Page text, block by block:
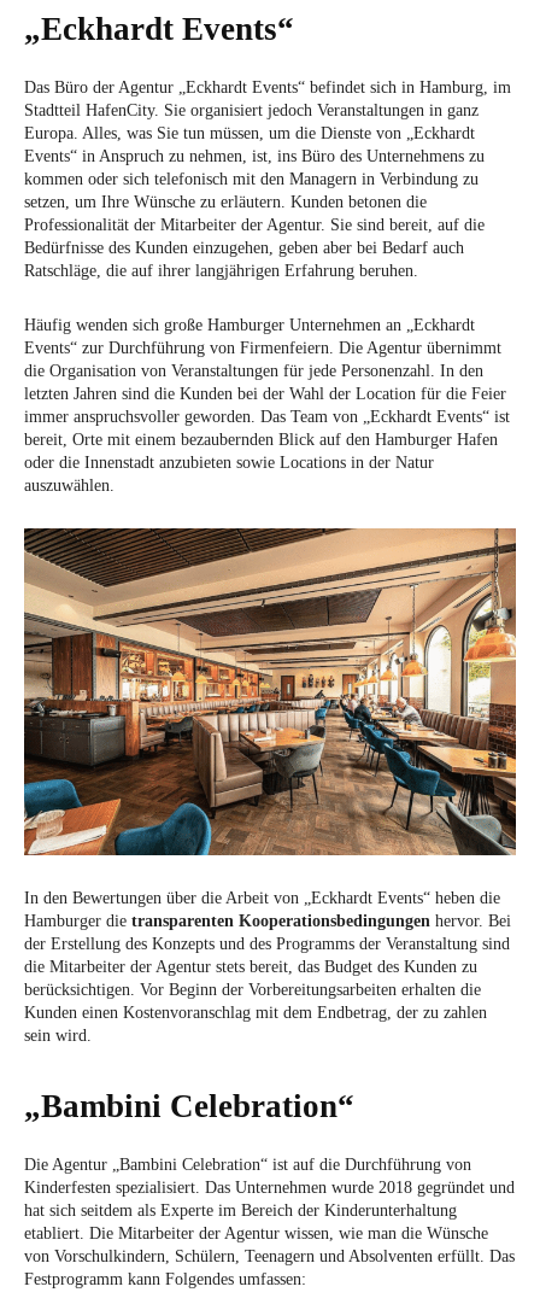
„Eckhardt Events“
Das Büro der Agentur „Eckhardt Events“ befindet sich in Hamburg, im
Stadtteil HafenCity. Sie organisiert jedoch Veranstaltungen in ganz
Europa. Alles, was Sie tun müssen, um die Dienste von „Eckhardt
Events“ in Anspruch zu nehmen, ist, ins Büro des Unternehmens zu
kommen oder sich telefonisch mit den Managern in Verbindung zu
setzen, um Ihre Wünsche zu erläutern. Kunden betonen die
Professionalität der Mitarbeiter der Agentur. Sie sind bereit, auf die
Bedürfnisse des Kunden einzugehen, geben aber bei Bedarf auch
Ratschläge, die auf ihrer langjährigen Erfahrung beruhen.
Häufig wenden sich große Hamburger Unternehmen an „Eckhardt
Events“ zur Durchführung von Firmenfeiern. Die Agentur übernimmt
die Organisation von Veranstaltungen für jede Personenzahl. In den
letzten Jahren sind die Kunden bei der Wahl der Location für die Feier
immer anspruchsvoller geworden. Das Team von „Eckhardt Events“ ist
bereit, Orte mit einem bezaubernden Blick auf den Hamburger Hafen
oder die Innenstadt anzubieten sowie Locations in der Natur
auszuwählen.
In den Bewertungen über die Arbeit von „Eckhardt Events“ heben die
Hamburger die transparenten Kooperationsbedingungen hervor. Bei
der Erstellung des Konzepts und des Programms der Veranstaltung sind
die Mitarbeiter der Agentur stets bereit, das Budget des Kunden zu
berücksichtigen. Vor Beginn der Vorbereitungsarbeiten erhalten die
Kunden einen Kostenvoranschlag mit dem Endbetrag, der zu zahlen
sein wird.
„Bambini Celebration“
Die Agentur „Bambini Celebration“ ist auf die Durchführung von
Kinderfesten spezialisiert. Das Unternehmen wurde 2018 gegründet und
hat sich seitdem als Experte im Bereich der Kinderunterhaltung
etabliert. Die Mitarbeiter der Agentur wissen, wie man die Wünsche
von Vorschulkindern, Schülern, Teenagern und Absolventen erfüllt. Das
Festprogramm kann Folgendes umfassen: